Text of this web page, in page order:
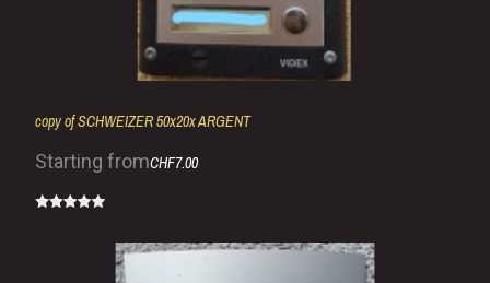
copy of SCHWEIZER 50x20x ARGENT
Starting fromCHF7.00